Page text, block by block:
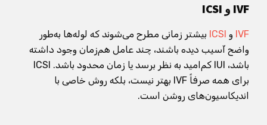
IVF و ICSI
IVF و ICSI بیشتر زمانی مطرح می‌شوند که لوله‌ها به‌طور
واضح آسیب دیده باشند، چند عامل هم‌زمان وجود داشته
باشد، IUI کم‌امید به نظر برسد یا زمان محدود باشد. ICSI
برای همه صرفاً IVF بهتر نیست، بلکه روش خاصی با
اندیکاسیون‌های روشن است.